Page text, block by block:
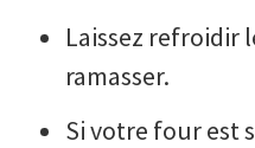
Laissez refroidir
ramasser.
Si votre four est